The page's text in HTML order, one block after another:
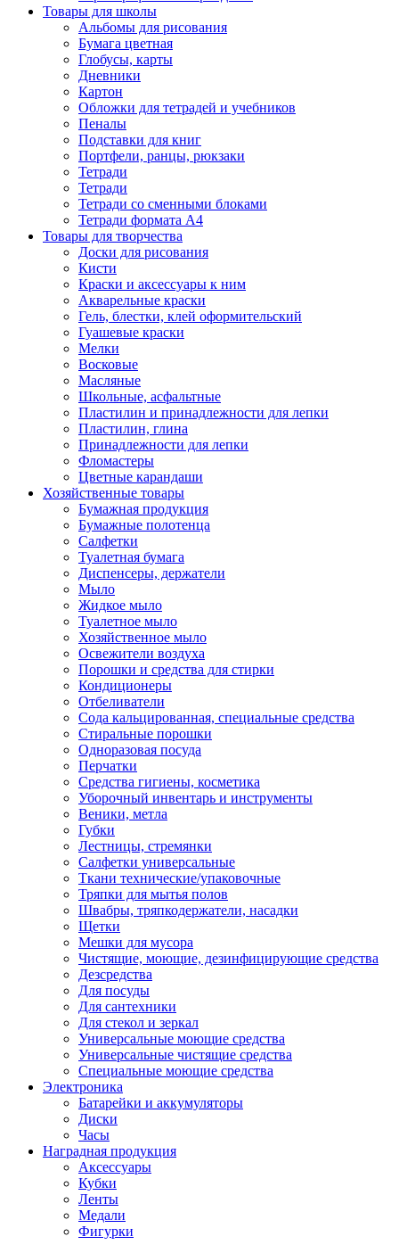
Товары для школы
Альбомы для рисования
Бумага цветная
Глобусы, карты
Дневники
Картон
Обложки для тетрадей и учебников
Пеналы
Подставки для книг
Портфели, ранцы, рюкзаки
Тетради
Тетради
Тетради со сменными блоками
Тетради формата А4
Товары для творчества
Доски для рисования
Кисти
Краски и аксессуары к ним
Акварельные краски
Гель, блестки, клей оформительский
Гуашевые краски
Мелки
Восковые
Масляные
Школьные, асфальтные
Пластилин и принадлежности для лепки
Пластилин, глина
Принадлежности для лепки
Фломастеры
Цветные карандаши
Хозяйственные товары
Бумажная продукция
Бумажные полотенца
Салфетки
Туалетная бумага
Диспенсеры, держатели
Мыло
Жидкое мыло
Туалетное мыло
Хозяйственное мыло
Освежители воздуха
Порошки и средства для стирки
Кондиционеры
Отбеливатели
Сода кальцированная, специальные средства
Стиральные порошки
Одноразовая посуда
Перчатки
Средства гигиены, косметика
Уборочный инвентарь и инструменты
Веники, метла
Губки
Лестницы, стремянки
Салфетки универсальные
Ткани технические/упаковочные
Тряпки для мытья полов
Швабры, тряпкодержатели, насадки
Щетки
Мешки для мусора
Чистящие, моющие, дезинфицирующие средства
Дезсредства
Для посуды
Для сантехники
Для стекол и зеркал
Универсальные моющие средства
Универсальные чистящие средства
Специальные моющие средства
Электроника
Батарейки и аккумуляторы
Диски
Часы
Наградная продукция
Аксессуары
Кубки
Ленты
Медали
Фигурки